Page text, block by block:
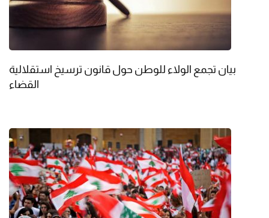
بيان تجمع الولاء للوطن حول قانون ترسيخ استقلالية
القضاء